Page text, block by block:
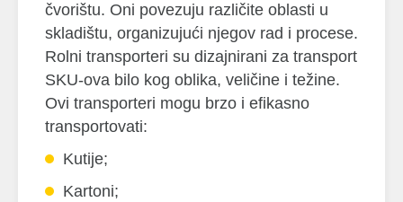
čvorištu. Oni povezuju različite oblasti u
skladištu, organizujući njegov rad i procese.
Rolni transporteri su dizajnirani za transport
SKU-ova bilo kog oblika, veličine i težine.
Ovi transporteri mogu brzo i efikasno
transportovati:
Kutije;
Kartoni;